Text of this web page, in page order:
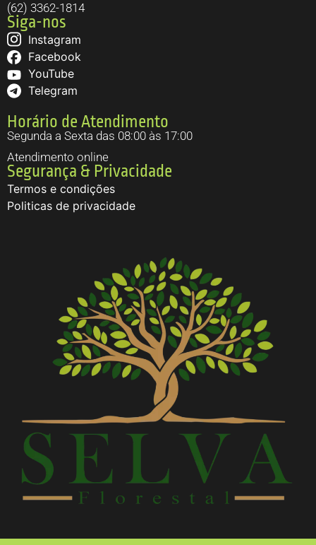
(62) 3362-1814
Siga-nos
Instagram
Facebook
YouTube
Telegram
Horário de Atendimento
Segunda a Sexta das 08:00 às 17:00
Atendimento online
Segurança & Privacidade
Termos e condições
Politicas de privacidade